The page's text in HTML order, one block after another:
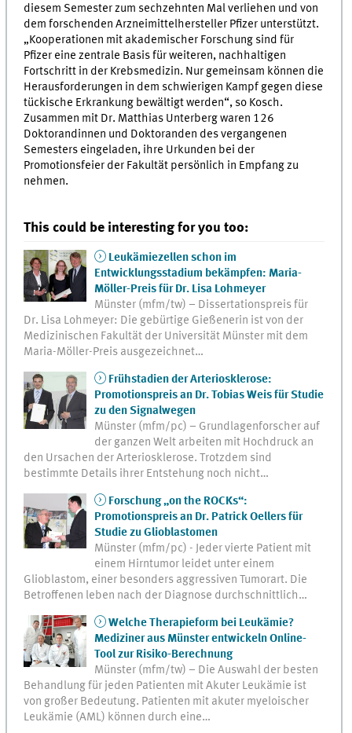
diesem Semester zum sechzehnten Mal verliehen und von
dem forschenden Arzneimittelhersteller Pfizer unterstützt.
„Kooperationen mit akademischer Forschung sind für
Pfizer eine zentrale Basis für weiteren, nachhaltigen
Fortschritt in der Krebsmedizin. Nur gemeinsam können die
Herausforderungen in dem schwierigen Kampf gegen diese
tückische Erkrankung bewältigt werden“, so Kosch.
Zusammen mit Dr. Matthias Unterberg waren 126
Doktorandinnen und Doktoranden des vergangenen
Semesters eingeladen, ihre Urkunden bei der
Promotionsfeier der Fakultät persönlich in Empfang zu
nehmen.
This could be interesting for you too:
Leukämiezellen schon im
Entwicklungsstadium bekämpfen: Maria-
Möller-Preis für Dr. Lisa Lohmeyer
Münster (mfm/tw) – Dissertationspreis für
Dr. Lisa Lohmeyer: Die gebürtige Gießenerin ist von der
Medizinischen Fakultät der Universität Münster mit dem
Maria-Möller-Preis ausgezeichnet…
Frühstadien der Arteriosklerose:
Promotionspreis an Dr. Tobias Weis für Studie
zu den Signalwegen
Münster (mfm/pc) – Grundlagenforscher auf
der ganzen Welt arbeiten mit Hochdruck an
den Ursachen der Arteriosklerose. Trotzdem sind
bestimmte Details ihrer Entstehung noch nicht…
Forschung „on the ROCKs“:
Promotionspreis an Dr. Patrick Oellers für
Studie zu Glioblastomen
Münster (mfm/pc) - Jeder vierte Patient mit
einem Hirntumor leidet unter einem
Glioblastom, einer besonders aggressiven Tumorart. Die
Betroffenen leben nach der Diagnose durchschnittlich…
Welche Therapieform bei Leukämie?
Mediziner aus Münster entwickeln Online-
Tool zur Risiko-Berechnung
Münster (mfm/tw) – Die Auswahl der besten
Behandlung für jeden Patienten mit Akuter Leukämie ist
von großer Bedeutung. Patienten mit akuter myeloischer
Leukämie (AML) können durch eine…